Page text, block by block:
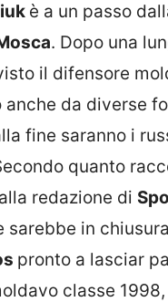
è a un passo
. Dopo una
il difensore
da diverse
fine saranno i
quanto
redazione di
sarebbe in
pronto a lasciar
classe